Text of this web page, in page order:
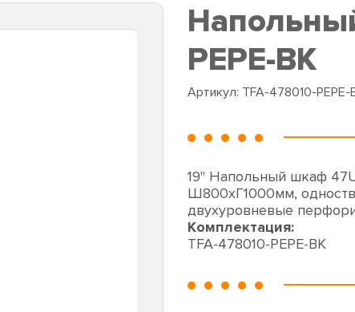
PEPE-BK
Артикул: TFA-478010-PEPE-
19" Напольный шкаф
Ш800хГ1000мм,
двухуровневые
Комплектация:
TFA-478010-PEPE-BK